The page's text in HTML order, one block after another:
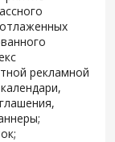
рекламной